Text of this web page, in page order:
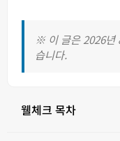
※ 이 글은 2026년
습니다.
웰체크 목차